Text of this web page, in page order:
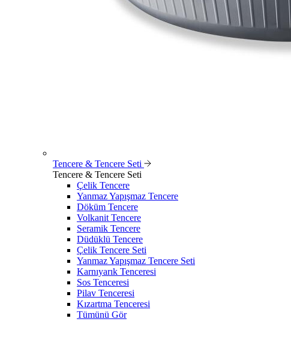
Tencere & Tencere Seti
Tencere & Tencere Seti
Çelik Tencere
Yanmaz Yapışmaz Tencere
Döküm Tencere
Volkanit Tencere
Seramik Tencere
Düdüklü Tencere
Çelik Tencere Seti
Yanmaz Yapışmaz Tencere Seti
Karnıyarık Tenceresi
Sos Tenceresi
Pilav Tenceresi
Kızartma Tenceresi
Tümünü Gör